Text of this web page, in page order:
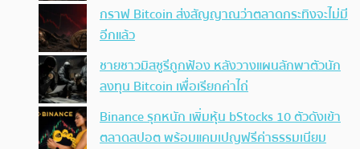
กราฟ Bitcoin ส่งสัญญาณว่าตลาดกระทิงจะไม่มี
อีกแล้ว
ชายชาวมิสซูรีถูกฟ้อง หลังวางแผนลักพาตัวนัก
ลงทุน Bitcoin เพื่อเรียกค่าไถ่
Binance รุกหนัก เพิ่มหุ้น bStocks 10 ตัวดังเข้า
ตลาดสปอต พร้อมแคมเปญฟรีค่าธรรมเนียม